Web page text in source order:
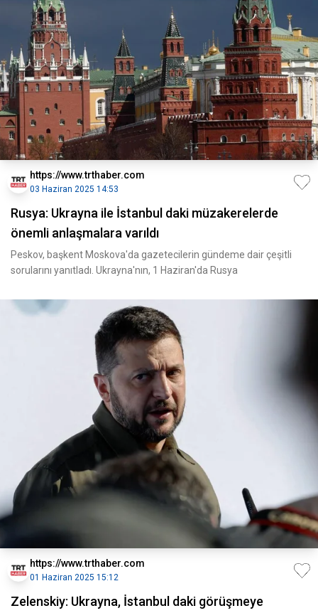
https://www.trthaber.com
03 Haziran 2025 14:53
Rusya: Ukrayna ile İstanbul daki müzakerelerde
önemli anlaşmalara varıldı
Peskov, başkent Moskova'da gazetecilerin gündeme dair çeşitli
sorularını yanıtladı. Ukrayna'nın, 1 Haziran'da Rusya
https://www.trthaber.com
01 Haziran 2025 15:12
Zelenskiy: Ukrayna, İstanbul daki görüşmeye